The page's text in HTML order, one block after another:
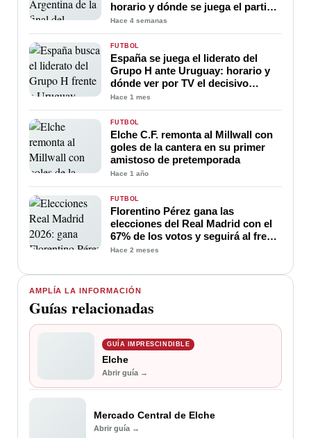
AMPLÍA LA INFORMACIÓN
Guías relacionadas
GUÍA IMPRESCINDIBLE
Elche
Abrir guía →
Mercado Central de Elche
Abrir guía →
horario y dónde se juega el partido
por el título
Hace 4 semanas
FÚTBOL
España se juega el liderato del
Grupo H ante Uruguay: horario y
dónde ver por TV el decisivo
partido del Mundial 2026
Hace 1 mes
FÚTBOL
Elche C.F. remonta al Millwall con
goles de la cantera en su primer
amistoso de pretemporada
Hace 1 año
FÚTBOL
Florentino Pérez gana las
elecciones del Real Madrid con el
67% de los votos y seguirá al frente
del club hasta 2030
Hace 2 meses